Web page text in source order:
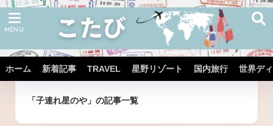
ホーム 新着記事 TRAVEL 星野リゾート 国内旅行 世界デ
ホーム タグ
「子連れ星のや」の記事一覧